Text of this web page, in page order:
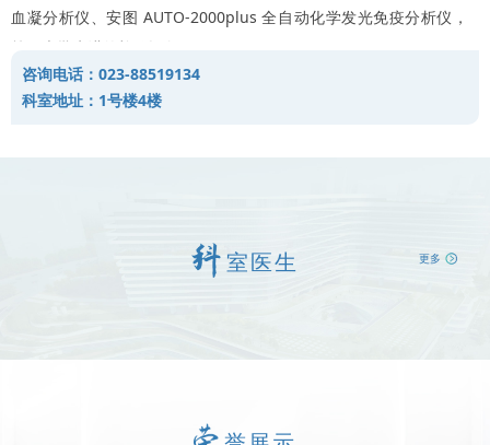
血凝分析仪、安图 AUTO-2000plus 全自动化学发光免疫分析仪，
等一大批先进的检验设备。
业务范围：开展包括肝功能、肾功能、血脂、血糖、心肌酶
谱、糖化血红蛋白、血气分析、微量元素、血液常规、凝血功能、
断、治疗监测、效果评价、预后评估、用药指导和抗生素的合理使
咨询电话：023-88519134
科室地址：1号楼4楼
室医生 更多